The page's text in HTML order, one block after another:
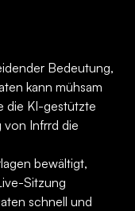
Bedeutung,
kann mühsam
die KI-gestützte
Infrrd die
bewältigt,
Sitzung
schnell und